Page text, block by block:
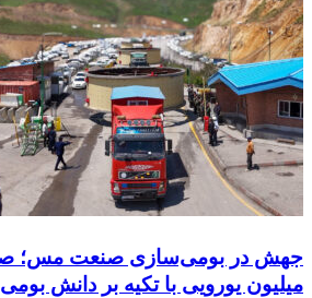
میلیون یورویی با تکیه بر دانش بومی